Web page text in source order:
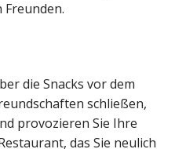
die Snacks vor dem
schließen,
provozieren Sie Ihre
das Sie neulich